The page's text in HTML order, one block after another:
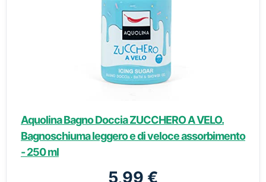
Aquolina Bagno Doccia ZUCCHERO A VELO.
Bagnoschiuma leggero e di veloce assorbimento
- 250 ml
5,99 €